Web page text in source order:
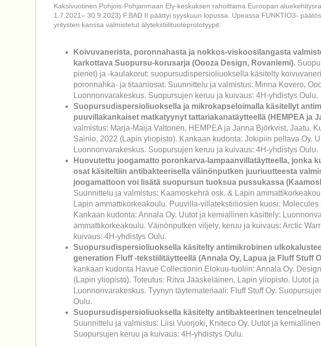
Kaksivuotinen Pohjois-Pohjanmaan Ely-keskuksen rahoittama Euroopan
1.7.2021– 30.9.2023) F.BAD II päättyi syyskuun lopussa. Upeassa FUNKTIO3-
yritysten kanssa valmistetut älytekstiilituoteprototyypit:
Koivuvanerista, poronnahasta ja nokkos-viskoosilangasta
karkottava Suopursu-korusarja (Oooza Design, Rovaniemi).
pienet) ja -kaulakorut: suopursudispersioliuoksella käsitelty
poronnahka- ja titaaniosat. Suunnittelu ja valmistus: Minna Kovero,
Luonnonvarakeskus. Suopursujen keruu ja kuivaus: 4H-yhdistys Oulu.
Suopursudispersioliuoksella ja mikrokapseloimalla käsitellyt
puuvillakankaiset matkatyynyt tattariakanatäytteellä (HEMPEA ja
valmistus: Marja-Maija Valtonen, HEMPEA ja Janna Björkvist, Jaatu.
Sainio, 2022 (Lapin yliopisto). Kankaan kudonta: Jokipiin pellava Oy.
Luonnonvarakeskus. Suopursujen keruu ja kuivaus: 4H-yhdistys Oulu.
Huovutettu joogamatto poronkarva-lampaanvillatäytteella, jonka
osat käsiteltiin antibakteerisella väinönputken juuriuutteesta
joogamattoon voi lisätä suopursun tuoksua pussukassa
Suunnittelu ja valmistus: Kaamoskehrä osk. & Lapin
Lapin ammattikorkeakoulu. Puuvilla-villatekstiiliosien kuosi:
Kankaan kudonta: Annala Oy. Uutot ja kemiallinen käsittely:
ammattikorkeakoulu. Väinönputken viljely, keruu ja kuivaus: Arctic
kuivaus: 4H-yhdistys Oulu.
Suopursudispersioliuoksella käsitelty antimikrobinen
generation Fluff -tekstiilitäytteellä (Annala Oy, Lapua ja Fluff Stuff
kankaan kudonta Havue Collectionin Elokuu-tuoliin: Annala Oy.
(Lapin yliopisto). Toteutus: Ritva Jääskeläinen, Lapin yliopisto. Uutot
Luonnonvarakeskus. Tyynyn täytemateriaali: Fluff Stuff Oy.
Oulu.
Suopursudispersioliuoksella käsitelty antibakteerinen
Suunnittelu ja valmistus: Liisi Vuorjoki, Kniteco Oy. Uutot ja
Suopursujen keruu ja kuivaus: 4H-yhdistys Oulu.